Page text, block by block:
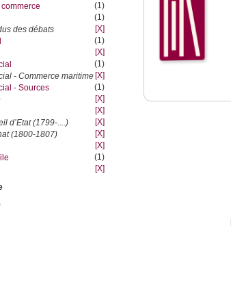
(1)
(1)
des débats
[X]
(1)
[X]
(1)
- Commerce maritime [X]
- Sources
(1)
[X]
[X]
d’Etat (1799-....)
[X]
(1800-1807)
[X]
[X]
(1)
[X]